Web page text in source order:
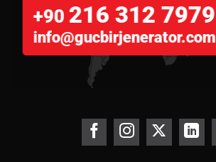
+90 216 312 7979
info@gucbirjenerator.com